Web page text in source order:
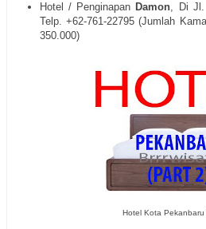
Hotel / Penginapan Damon, Di
Telp. +62-761-22795(Jumlah
350.000)
Hotel Kota Pekanbaru